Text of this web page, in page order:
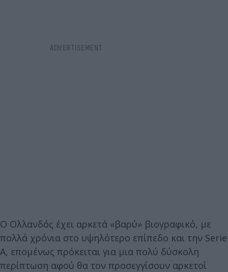
Ο Ολλανδός έχει αρκετά «βαρύ» βιογραφικό, με
πολλά χρόνια στο υψηλότερο επίπεδο και την Serie
A, επομένως πρόκειται για μια πολύ δύσκολη
περίπτωση αφού θα τον προσεγγίσουν αρκετοί